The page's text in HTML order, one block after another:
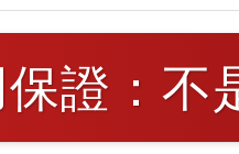
證：不